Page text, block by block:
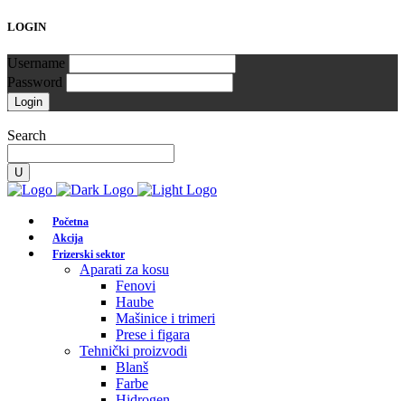
LOGIN
Username
Password
Search
Početna
Akcija
Frizerski sektor
Aparati za kosu
Fenovi
Haube
Mašinice i trimeri
Prese i figara
Tehnički proizvodi
Blanš
Farbe